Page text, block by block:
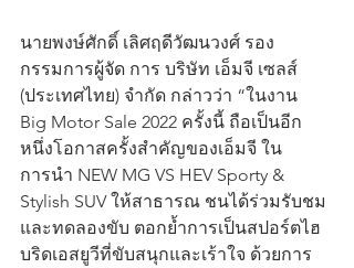
นายพงษ์ศักดิ์ เลิศฤดีวัฒนวงศ์ รอง
กรรมการผู้จัด การ บริษัท เอ็มจี เซลส์
(ประเทศไทย) จำกัด กล่าวว่า “ในงาน
Big Motor Sale 2022 ครั้งนี้ ถือเป็นอีก
หนึ่งโอกาสครั้งสำคัญของเอ็มจี ใน
การนำ NEW MG VS HEV Sporty &
Stylish SUV ให้สาธารณ ชนได้ร่วมรับชม
และทดลองขับ ตอกย้ำการเป็นสปอร์ตไฮ
บริดเอสยูวีที่ขับสนุกและเร้าใจ ด้วยการ